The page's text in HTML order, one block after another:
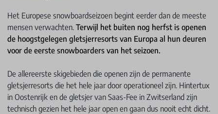
Het Europese snowboardseizoen begint eerder dan de meeste
mensen verwachten. Terwijl het buiten nog herfst is openen
de hoogstgelegen gletsjerresorts van Europa al hun deuren
voor de eerste snowboarders van het seizoen.
De allereerste skigebieden die openen zijn de permanente
gletsjerresorts die het hele jaar door operationeel zijn. Hintertux
in Oostenrijk en de gletsjer van Saas-Fee in Zwitserland zijn
technisch gezien het hele jaar open en gaan dus nooit echt dicht.